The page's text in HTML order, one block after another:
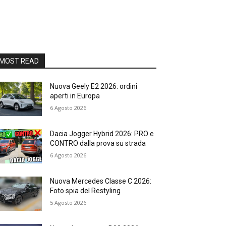
READ
Nuova Geely E2 2026: ordini
aperti in Europa
6 Agosto 2026
Dacia Jogger Hybrid 2026: PRO e
CONTRO dalla prova su strada
6 Agosto 2026
Nuova Mercedes Classe C 2026:
Foto spia del Restyling
5 Agosto 2026